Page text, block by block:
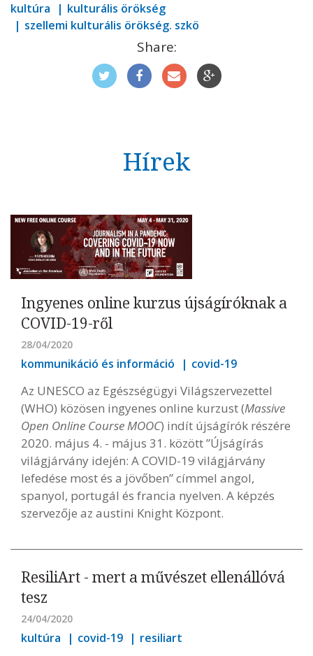
kultúra
kulturális örökség
szellemi kulturális örökség. szkö
Share:
Hírek
Ingyenes online kurzus újságíróknak a
COVID-19-ről
28/04/2020
kommunikáció és információ covid-19
Az UNESCO az Egészségügyi Világszervezettel
(WHO) közösen ingyenes online kurzust (Massive
Open Online Course MOOC) indít újságírók részére
2020. május 4. - május 31. között ”Újságírás
világjárvány idején: A COVID-19 világjárvány
lefedése most és a jövőben” címmel angol,
spanyol, portugál és francia nyelven. A képzés
szervezője az austini Knight Központ.
ResiliArt - mert a művészet ellenállóvá
tesz
24/04/2020
kultúra covid-19 resiliart